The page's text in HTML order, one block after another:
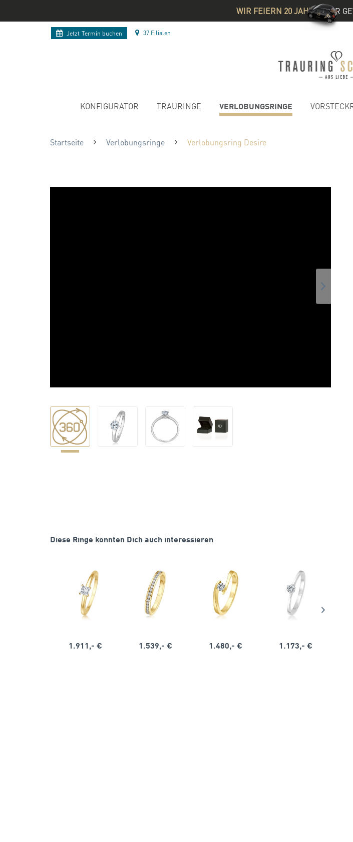
WIR FEIERN 20 JAHRE& IHR
Jetzt Termin buchen 37 Filialen
KONFIGURATOR TRAURINGE VERLOBUNGSRINGE
Startseite Verlobungsringe Verlobungsring Desire
Diese Ringe könnten Dich auch interessieren
1.911,- € 1.539,- € 1.480,- € 1.173,- €